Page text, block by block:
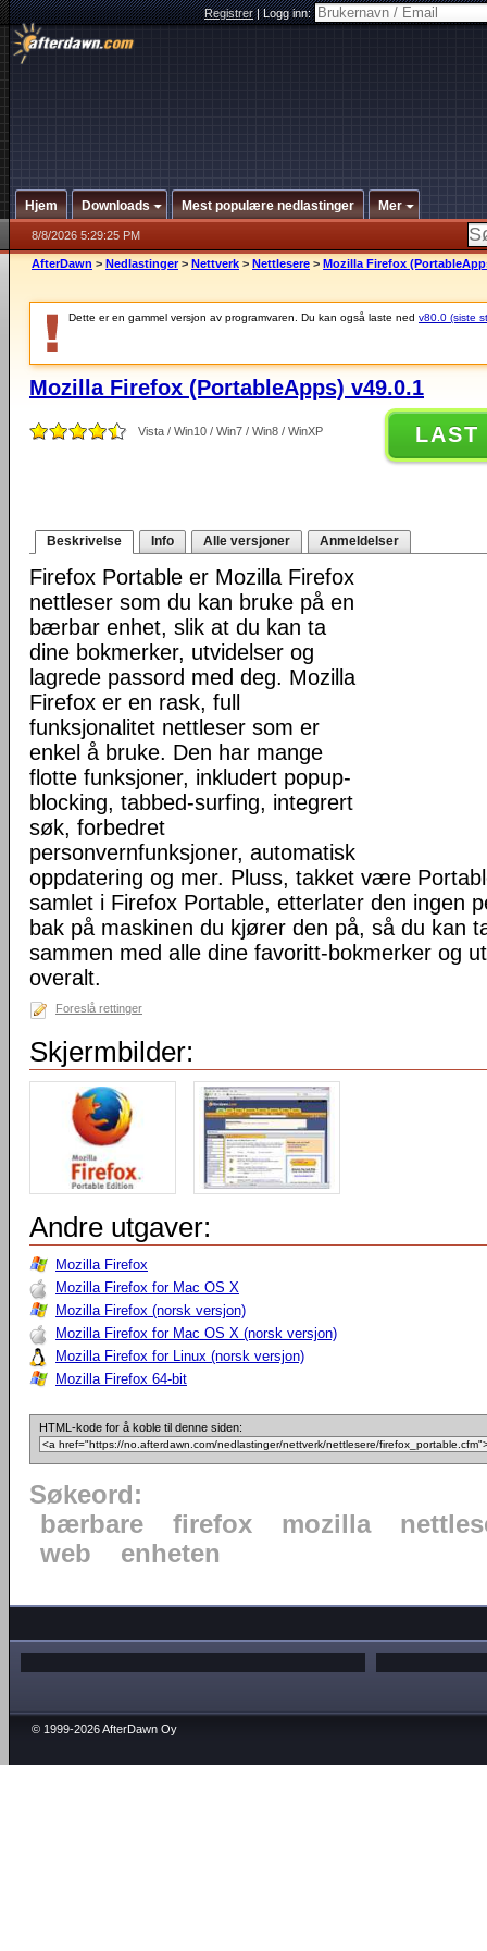
Registrer|Logg inn:
Hjem Downloads Mest populære nedlastinger Mer
8/8/2026 5:29:25 PM
AfterDawn > Nedlastinger > Nettverk > Nettlesere > Mozilla Firefox
Dette er en gammel versjon av programvaren. Du kan også laste ned v80.0 (siste
Mozilla Firefox (PortableApps) v49.0.1
Vista / Win10 / Win7 / Win8 / WinXP LAST
Beskrivelse Info Alle versjoner Anmeldelser
Firefox Portable er Mozilla Firefox
nettleser som du kan bruke på en
bærbar enhet, slik at du kan ta
dine bokmerker, utvidelser og
lagrede passord med deg. Mozilla
Firefox er en rask, full
funksjonalitet nettleser som er
enkel å bruke. Den har mange
flotte funksjoner, inkludert popup-
blocking, tabbed-surfing, integrert
søk, forbedret
personvernfunksjoner, automatisk
oppdatering og mer. Pluss, takket være
samlet i Firefox Portable, etterlater den ingen
bak på maskinen du kjører den på, så du kan
sammen med alle dine favoritt-bokmerker og
overalt.
Foreslå rettinger
Skjermbilder:
Andre utgaver:
Mozilla Firefox
Mozilla Firefox for Mac OS X
Mozilla Firefox (norsk versjon)
Mozilla Firefox for Mac OS X (norsk versjon)
Mozilla Firefox for Linux (norsk versjon)
Mozilla Firefox 64-bit
HTML-kode for å koble til denne siden:
Søkeord:
bærbare
firefox mozilla
web
enheten
© 1999-2026 AfterDawn Oy